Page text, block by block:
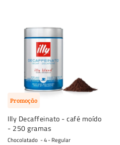
Promoção
Illy Decaffeinato - café moído
- 250 gramas
Chocolatado 4 - Regular